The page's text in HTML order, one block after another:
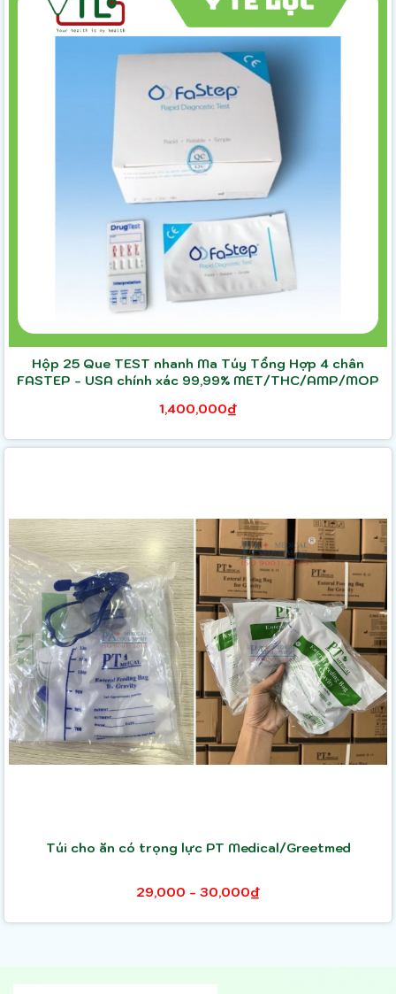
Hộp 25 Que TEST nhanh Ma Túy Tổng Hợp 4 chân
FASTEP - USA chính xác 99,99% MET/THC/AMP/MOP
1,400,000₫
Túi cho ăn có trọng lực PT Medical/Greetmed
29,000 - 30,000₫